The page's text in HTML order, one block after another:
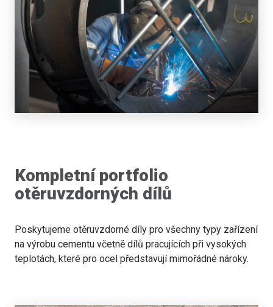
Kompletní portfolio
otěruvzdorných dílů
Poskytujeme otěruvzdorné díly pro všechny typy zařízení
na výrobu cementu včetně dílů pracujících při vysokých
teplotách, které pro ocel představují mimořádné nároky.